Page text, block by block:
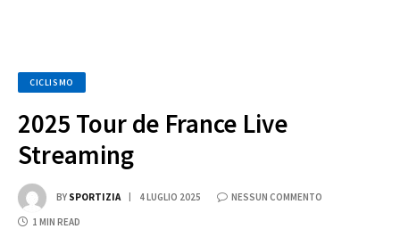
CICLISMO
2025 Tour de France Live
Streaming
BY SPORTIZIA 4 LUGLIO 2025 NESSUN COMMENTO
1 MIN READ